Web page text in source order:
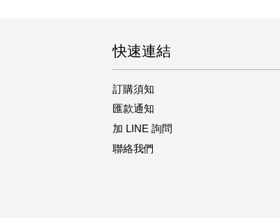
快速連結
訂購須知
匯款通知
加 LINE 詢問
聯絡我們